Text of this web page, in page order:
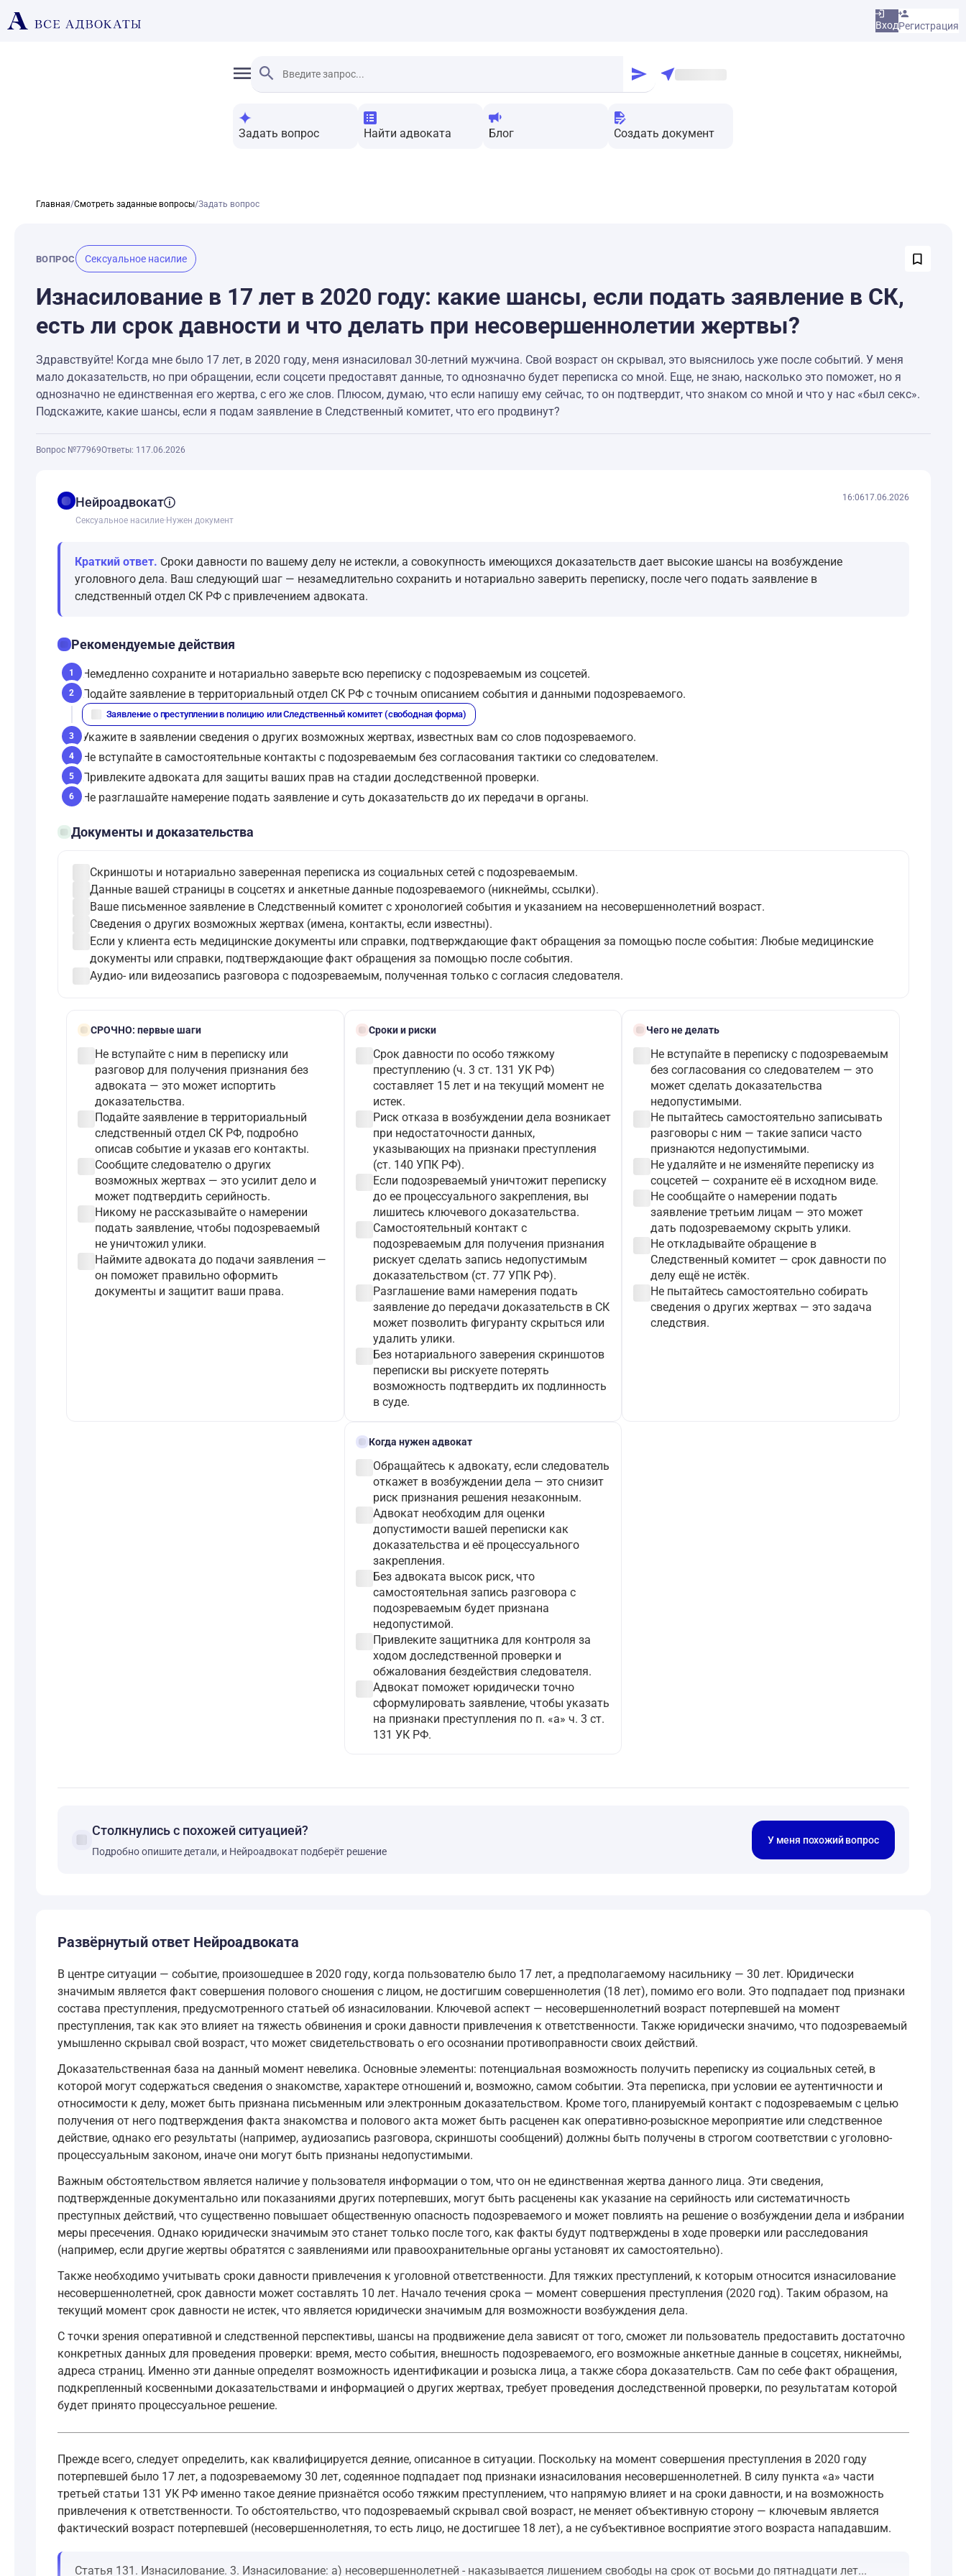
ВходРегистрация
Задать вопрос Найти адвоката Блог Создать документ
Главная/Смотреть заданные вопросы/Задать вопрос
ВОПРОС Сексуальное насилие
Изнасилование в 17 лет в 2020 году: какие шансы, если подать заявление в СК,
есть ли срок давности и что делать при несовершеннолетии жертвы?
Здравствуйте! Когда мне было 17 лет, в 2020 году, меня изнасиловал 30-летний мужчина. Свой возраст он скрывал, это выяснилось уже после событий. У меня
мало доказательств, но при обращении, если соцсети предоставят данные, то однозначно будет переписка со мной. Еще, не знаю, насколько это поможет, но я
однозначно не единственная его жертва, с его же слов. Плюсом, думаю, что если напишу ему сейчас, то он подтвердит, что знаком со мной и что у нас «был секс».
Подскажите, какие шансы, если я подам заявление в Следственный комитет, что его продвинут?
Вопрос №77969Ответы: 1 17.06.2026
balanceНейроадвокат
Сексуальное насилие· Нужен документ
16:0617.06.2026
Краткий ответ. Сроки давности по вашему делу не истекли, а совокупность имеющихся доказательств дает высокие шансы на возбуждение
уголовного дела. Ваш следующий шаг — незамедлительно сохранить и нотариально заверить переписку, после чего подать заявление в
следственный отдел СК РФ с привлечением адвоката.
checklistРекомендуемые действия
1 Немедленно сохраните и нотариально заверьте всю переписку с подозреваемым из соцсетей.
2
Подайте заявление в территориальный отдел СК РФ с точным описанием события и данными подозреваемого.
description
Заявление о преступлении в полицию или Следственный комитет (свободная форма)
3 Укажите в заявлении сведения о других возможных жертвах, известных вам со слов подозреваемого.
4 Не вступайте в самостоятельные контакты с подозреваемым без согласования тактики со следователем.
5 Привлеките адвоката для защиты ваших прав на стадии доследственной проверки.
6 Не разглашайте намерение подать заявление и суть доказательств до их передачи в органы.
folder_openДокументы и доказательства
Скриншоты и нотариально заверенная переписка из социальных сетей с подозреваемым.
Данные вашей страницы в соцсетях и анкетные данные подозреваемого (никнеймы, ссылки).
Ваше письменное заявление в Следственный комитет с хронологией события и указанием на несовершеннолетний возраст.
Сведения о других возможных жертвах (имена, контакты, если известны).
Если у клиента есть медицинские документы или справки, подтверждающие факт обращения за помощью после события: Любые медицинские
документы или справки, подтверждающие факт обращения за помощью после события.
Аудио- или видеозапись разговора с подозреваемым, полученная только с согласия следователя.
boltСРОЧНО: первые шаги
Не вступайте с ним в переписку или
разговор для получения признания без
адвоката — это может испортить
доказательства.
Подайте заявление в территориальный
следственный отдел СК РФ, подробно
описав событие и указав его контакты.
Сообщите следователю о других
возможных жертвах — это усилит дело и
может подтвердить серийность.
Никому не рассказывайте о намерении
подать заявление, чтобы подозреваемый
не уничтожил улики.
Наймите адвоката до подачи заявления —
он поможет правильно оформить
документы и защитит ваши права.
schedule Сроки и риски
Срок давности по особо тяжкому
преступлению (ч. 3 ст. 131 УК РФ)
составляет 15 лет и на текущий момент не
истек.
Риск отказа в возбуждении дела возникает
при недостаточности данных,
указывающих на признаки преступления
(ст. 140 УПК РФ).
Если подозреваемый уничтожит переписку
до ее процессуального закрепления, вы
лишитесь ключевого доказательства.
Самостоятельный контакт с
подозреваемым для получения признания
рискует сделать запись недопустимым
доказательством (ст. 77 УПК РФ).
Разглашение вами намерения подать
заявление до передачи доказательств в СК
может позволить фигуранту скрыться или
удалить улики.
Без нотариального заверения скриншотов
переписки вы рискуете потерять
возможность подтвердить их подлинность
в суде.
block Чего не делать
Не вступайте в переписку с подозреваемым
без согласования со следователем — это
может сделать доказательства
недопустимыми.
Не пытайтесь самостоятельно записывать
разговоры с ним — такие записи часто
признаются недопустимыми.
Не удаляйте и не изменяйте переписку из
соцсетей — сохраните её в исходном виде.
Не сообщайте о намерении подать
заявление третьим лицам — это может
дать подозреваемому скрыть улики.
Не откладывайте обращение в
Следственный комитет — срок давности по
делу ещё не истёк.
Не пытайтесь самостоятельно собирать
сведения о других жертвах — это задача
следствия.
gavelКогда нужен адвокат
Обращайтесь к адвокату, если следователь
откажет в возбуждении дела — это снизит
риск признания решения незаконным.
Адвокат необходим для оценки
допустимости вашей переписки как
доказательства и её процессуального
закрепления.
Без адвоката высок риск, что
самостоятельная запись разговора с
подозреваемым будет признана
недопустимой.
Привлеките защитника для контроля за
ходом доследственной проверки и
обжалования бездействия следователя.
Адвокат поможет юридически точно
сформулировать заявление, чтобы указать
на признаки преступления по п. «а» ч. 3 ст.
131 УК РФ.
forum Столкнулись с похожей ситуацией?
Подробно опишите детали, и Нейроадвокат подберёт решение
У меня похожий вопрос
Развёрнутый ответ Нейроадвоката
В центре ситуации — событие, произошедшее в 2020 году, когда пользователю было 17 лет, а предполагаемому насильнику — 30 лет. Юридически
значимым является факт совершения полового сношения с лицом, не достигшим совершеннолетия (18 лет), помимо его воли. Это подпадает под признаки
состава преступления, предусмотренного статьей об изнасиловании. Ключевой аспект — несовершеннолетний возраст потерпевшей на момент
преступления, так как это влияет на тяжесть обвинения и сроки давности привлечения к ответственности. Также юридически значимо, что подозреваемый
умышленно скрывал свой возраст, что может свидетельствовать о его осознании противоправности своих действий.
Доказательственная база на данный момент невелика. Основные элементы: потенциальная возможность получить переписку из социальных сетей, в
которой могут содержаться сведения о знакомстве, характере отношений и, возможно, самом событии. Эта переписка, при условии ее аутентичности и
относимости к делу, может быть признана письменным или электронным доказательством. Кроме того, планируемый контакт с подозреваемым с целью
получения от него подтверждения факта знакомства и полового акта может быть расценен как оперативно-розыскное мероприятие или следственное
действие, однако его результаты (например, аудиозапись разговора, скриншоты сообщений) должны быть получены в строгом соответствии с уголовно-
процессуальным законом, иначе они могут быть признаны недопустимыми.
Важным обстоятельством является наличие у пользователя информации о том, что он не единственная жертва данного лица. Эти сведения,
подтвержденные документально или показаниями других потерпевших, могут быть расценены как указание на серийность или систематичность
преступных действий, что существенно повышает общественную опасность подозреваемого и может повлиять на решение о возбуждении дела и избрании
меры пресечения. Однако юридически значимым это станет только после того, как факты будут подтверждены в ходе проверки или расследования
(например, если другие жертвы обратятся с заявлениями или правоохранительные органы установят их самостоятельно).
Также необходимо учитывать сроки давности привлечения к уголовной ответственности. Для тяжких преступлений, к которым относится изнасилование
несовершеннолетней, срок давности может составлять 10 лет. Начало течения срока — момент совершения преступления (2020 год). Таким образом, на
текущий момент срок давности не истек, что является юридически значимым для возможности возбуждения дела.
С точки зрения оперативной и следственной перспективы, шансы на продвижение дела зависят от того, сможет ли пользователь предоставить достаточно
конкретных данных для проведения проверки: время, место события, внешность подозреваемого, его возможные анкетные данные в соцсетях, никнеймы,
адреса страниц. Именно эти данные определят возможность идентификации и розыска лица, а также сбора доказательств. Сам по себе факт обращения,
подкрепленный косвенными доказательствами и информацией о других жертвах, требует проведения доследственной проверки, по результатам которой
будет принято процессуальное решение.
Прежде всего, следует определить, как квалифицируется деяние, описанное в ситуации. Поскольку на момент совершения преступления в 2020 году
потерпевшей было 17 лет, а подозреваемому 30 лет, содеянное подпадает под признаки изнасилования несовершеннолетней. В силу пункта «а» части
третьей статьи 131 УК РФ именно такое деяние признаётся особо тяжким преступлением, что напрямую влияет и на сроки давности, и на возможность
привлечения к ответственности. То обстоятельство, что подозреваемый скрывал свой возраст, не меняет объективную сторону — ключевым является
фактический возраст потерпевшей (несовершеннолетняя, то есть лицо, не достигшее 18 лет), а не субъективное восприятие этого возраста нападавшим.
Статья 131. Изнасилование. 3. Изнасилование: а) несовершеннолетней - наказывается лишением свободы на срок от восьми до пятнадцати лет...